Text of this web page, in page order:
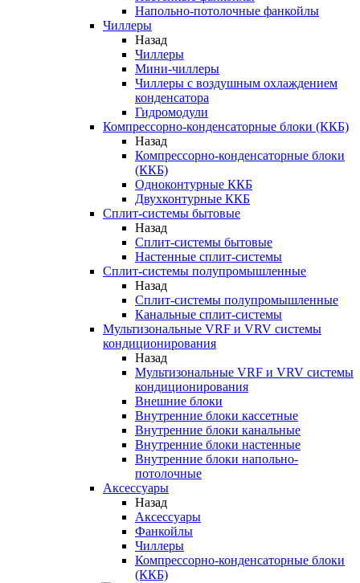
Напольно-потолочные фанкойлы
Чиллеры
Назад
Чиллеры
Мини-чиллеры
Чиллеры с воздушным охлаждением
конденсатора
Гидромодули
Компрессорно-конденсаторные блоки (ККБ)
Назад
Компрессорно-конденсаторные блоки
(ККБ)
Одноконтурные ККБ
Двухконтурные ККБ
Сплит-системы бытовые
Назад
Сплит-системы бытовые
Настенные сплит-системы
Сплит-системы полупромышленные
Назад
Сплит-системы полупромышленные
Канальные сплит-системы
Мультизональные VRF и VRV системы
кондиционирования
Назад
Мультизональные VRF и VRV системы
кондиционирования
Внешние блоки
Внутренние блоки кассетные
Внутренние блоки канальные
Внутренние блоки настенные
Внутренние блоки напольно-
потолочные
Аксессуары
Назад
Аксессуары
Фанкойлы
Чиллеры
Компрессорно-конденсаторные блоки
(ККБ)